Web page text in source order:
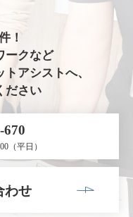
！
ークなど
アシストへ、
ださい
670
（平日）
わせ